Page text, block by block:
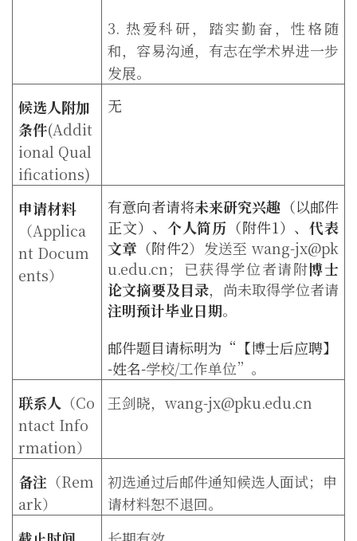
3. 热爱科研，踏实勤奋，性格随
和，容易沟通，有志在学术界进一步
发展。
候选人附加
条件(Addit
ional Qual
ifications)
无
申请材料
（Applica
nt Docum
ents）
有意向者请将未来研究兴趣 （以邮件
正文）、个人简历 （附件1）、代表
文章 （附件2）发送至 wang-jx@pk
u.edu.cn；已获得学位者请附博士
论文摘要及目录，尚未取得学位者请
注明预计毕业日期。
邮件题目请标明为 “ 【博士后应聘】
-姓名-学校/工作单位” 。
联系人 （Co
ntact Info
rmation）
王剑晓，wang-jx@pku.edu.cn
备注 （Rem
ark）
初选通过后邮件通知候选人面试；申
请材料恕不退回。